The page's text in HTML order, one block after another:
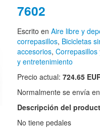
7602
Escrito en Aire libre y
correpasillos, Bicicletas
accesorios, Correpasillos
y entretenimiento
Precio actual: 724.65
Normalmente se envía
Descripción del
No tiene pedales